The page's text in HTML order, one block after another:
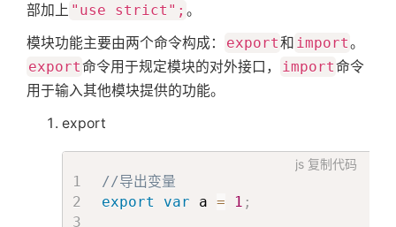
部加上 "use strict"; 。
模块功能主要由两个命令构成：
export和 import。
export命令用于规定模块的对外接口， import命令
用于输入其他模块提供的功能。
export
js 复制代码
//导出变量
export
var a = 1 ;